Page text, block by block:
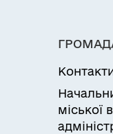
міської